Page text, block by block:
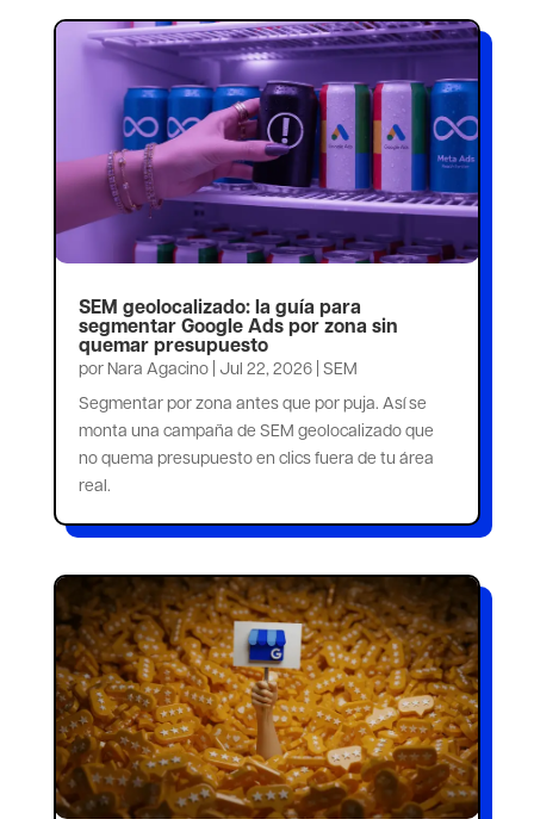
SEM geolocalizado: la guía para
segmentar Google Ads por zona sin
quemar presupuesto
por Nara Agacino| Jul 22, 2026| SEM
Segmentar por zona antes que por puja. Así se
monta una campaña de SEM geolocalizado que
no quema presupuesto en clics fuera de tu área
real.